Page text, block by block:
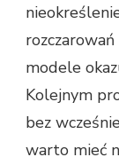
modele
Kolejnym
bez
warto mieć